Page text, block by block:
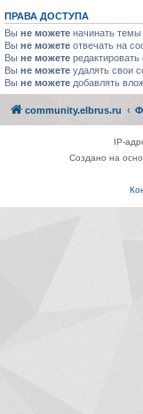
ПРАВА ДОСТУПА
Вы не можете начинать темы
Вы не можете отвечать на
Вы не можете
Вы не можете удалять свои
Вы не можете добавлять
community.elbrus.ru
IP-
Создано на